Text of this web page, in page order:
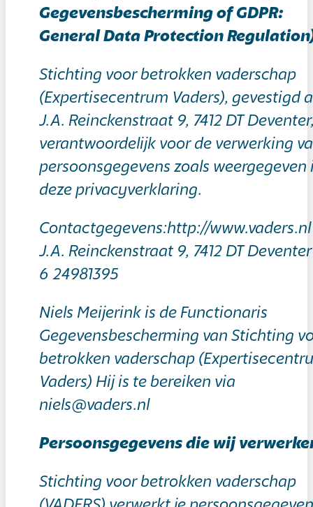
Gegevensbescherming of GDPR:
General Data Protection
Stichting voor betrokken vaderschap
(Expertisecentrum Vaders), gevestigd
J.A. Reinckenstraat 9, 7412 DT
verantwoordelijk voor de verwerking
persoonsgegevens zoals weergegeven
deze privacyverklaring.
Contactgegevens:http://
J.A. Reinckenstraat 9, 7412 DT Deventer
6 24981395
Niels Meijerink is de Functionaris
Gegevensbescherming van Stichting
betrokken vaderschap
Vaders) Hij is te bereiken via
niels@vaders.nl
Persoonsgegevens die wij
Stichting voor betrokken vaderschap